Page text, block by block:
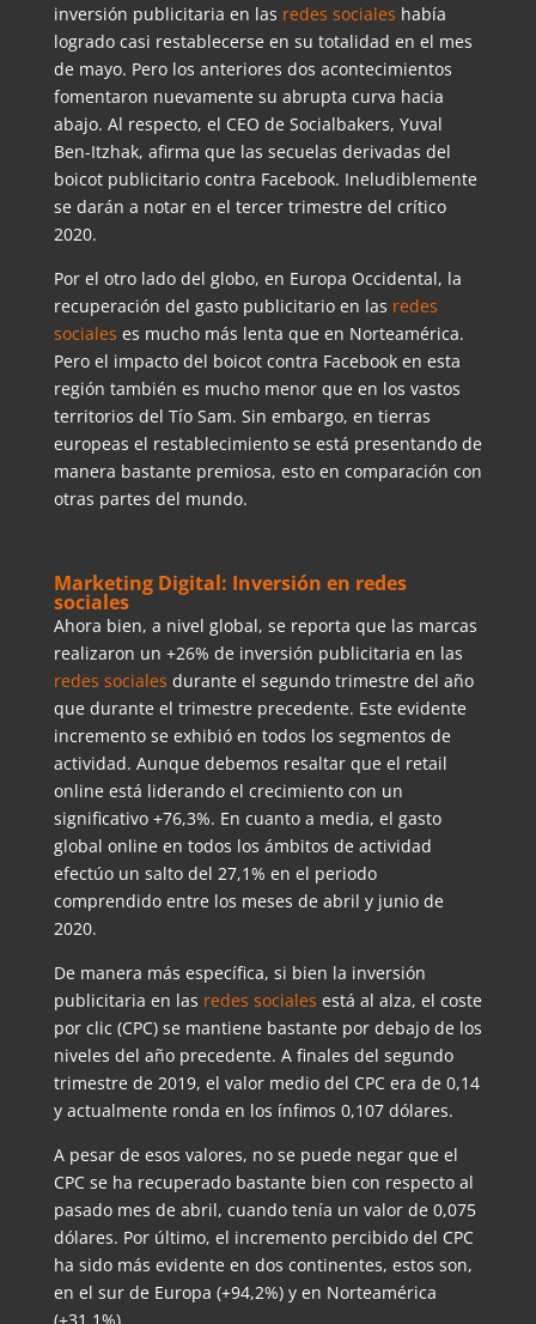
inversión publicitaria en las redes sociales había
logrado casi restablecerse en su totalidad en el mes
de mayo. Pero los anteriores dos acontecimientos
fomentaron nuevamente su abrupta curva hacia
abajo. Al respecto, el CEO de Socialbakers, Yuval
Ben-Itzhak, afirma que las secuelas derivadas del
boicot publicitario contra Facebook. Ineludiblemente
se darán a notar en el tercer trimestre del crítico
2020.
Por el otro lado del globo, en Europa Occidental, la
recuperación del gasto publicitario en las redes
sociales es mucho más lenta que en Norteamérica.
Pero el impacto del boicot contra Facebook en esta
región también es mucho menor que en los vastos
territorios del Tío Sam. Sin embargo, en tierras
europeas el restablecimiento se está presentando de
manera bastante premiosa, esto en comparación con
otras partes del mundo.
Marketing Digital: Inversión en redes
sociales
Ahora bien, a nivel global, se reporta que las marcas
realizaron un +26% de inversión publicitaria en las
redes sociales durante el segundo trimestre del año
que durante el trimestre precedente. Este evidente
incremento se exhibió en todos los segmentos de
actividad. Aunque debemos resaltar que el retail
online está liderando el crecimiento con un
significativo +76,3%. En cuanto a media, el gasto
global online en todos los ámbitos de actividad
efectúo un salto del 27,1% en el periodo
comprendido entre los meses de abril y junio de
2020.
De manera más específica, si bien la inversión
publicitaria en las redes sociales está al alza, el coste
por clic (CPC) se mantiene bastante por debajo de los
niveles del año precedente. A finales del segundo
trimestre de 2019, el valor medio del CPC era de 0,14
y actualmente ronda en los ínfimos 0,107 dólares.
A pesar de esos valores, no se puede negar que el
CPC se ha recuperado bastante bien con respecto al
pasado mes de abril, cuando tenía un valor de 0,075
dólares. Por último, el incremento percibido del CPC
ha sido más evidente en dos continentes, estos son,
en el sur de Europa (+94,2%) y en Norteamérica